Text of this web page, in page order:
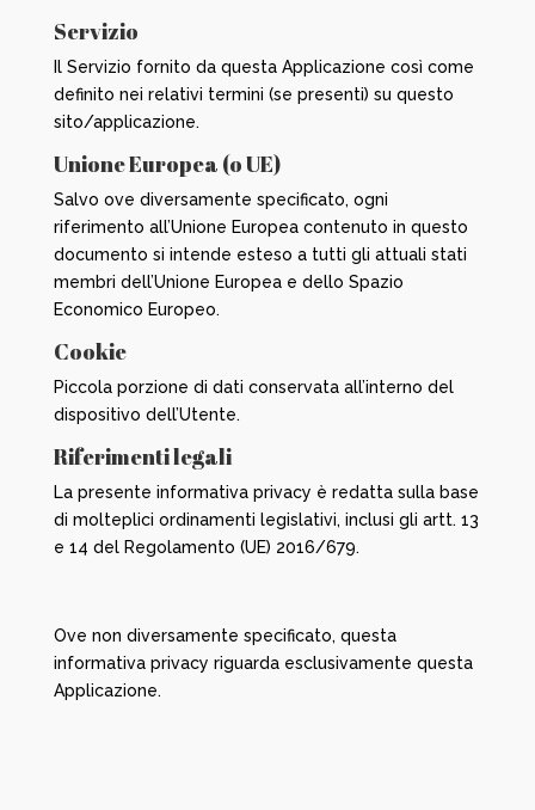
Servizio
Il Servizio fornito da questa Applicazione così come
definito nei relativi termini (se presenti) su questo
sito/applicazione.
Unione Europea (o UE)
Salvo ove diversamente specificato, ogni
riferimento all’Unione Europea contenuto in questo
documento si intende esteso a tutti gli attuali stati
membri dell’Unione Europea e dello Spazio
Economico Europeo.
Cookie
Piccola porzione di dati conservata all’interno del
dispositivo dell’Utente.
Riferimenti legali
La presente informativa privacy è redatta sulla base
di molteplici ordinamenti legislativi, inclusi gli artt. 13
e 14 del Regolamento (UE) 2016/679.
Ove non diversamente specificato, questa
informativa privacy riguarda esclusivamente questa
Applicazione.